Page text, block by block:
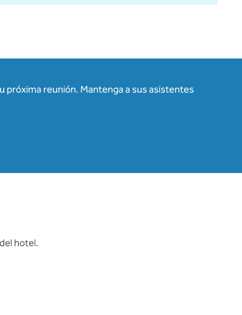
próxima reunión. Mantenga a sus asistentes
hotel.